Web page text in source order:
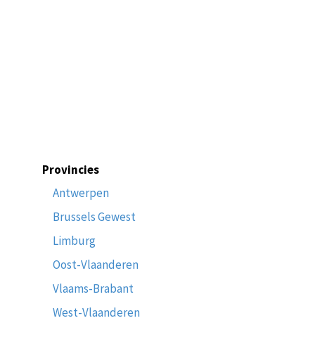
Provincies
Antwerpen
Brussels Gewest
Limburg
Oost-Vlaanderen
Vlaams-Brabant
West-Vlaanderen